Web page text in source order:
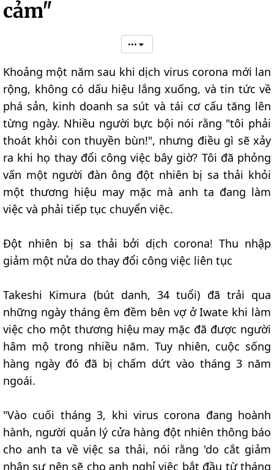
cảm"
•••
Khoảng một năm sau khi dịch virus corona mới lan
rộng, không có dấu hiệu lắng xuống, và tin tức về
phá sản, kinh doanh sa sút và tái cơ cấu tăng lên
từng ngày. Nhiều người bực bội nói rằng "tôi phải
thoát khỏi con thuyền bùn!", nhưng điều gì sẽ xảy
ra khi họ thay đổi công việc bây giờ? Tôi đã phỏng
vấn một người đàn ông đột nhiên bị sa thải khỏi
một thương hiệu may mặc mà anh ta đang làm
việc và phải tiếp tục chuyển việc.
Đột nhiên bị sa thải bởi dịch corona! Thu nhập
giảm một nửa do thay đổi công việc liên tục
Takeshi Kimura (bút danh, 34 tuổi) đã trải qua
những ngày tháng êm đềm bên vợ ở Iwate khi làm
việc cho một thương hiệu may mặc đã được người
hâm mộ trong nhiều năm. Tuy nhiên, cuộc sống
hàng ngày đó đã bị chấm dứt vào tháng 3 năm
ngoái.
"Vào cuối tháng 3, khi virus corona đang hoành
hành, người quản lý cửa hàng đột nhiên thông báo
cho anh ta về việc sa thải, nói rằng 'do cắt giảm
nhân sự nên sẽ cho anh nghỉ việc bắt đầu từ tháng